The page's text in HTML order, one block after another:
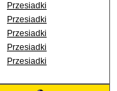
Przesiadki
Przesiadki
Przesiadki
Przesiadki
Przesiadki